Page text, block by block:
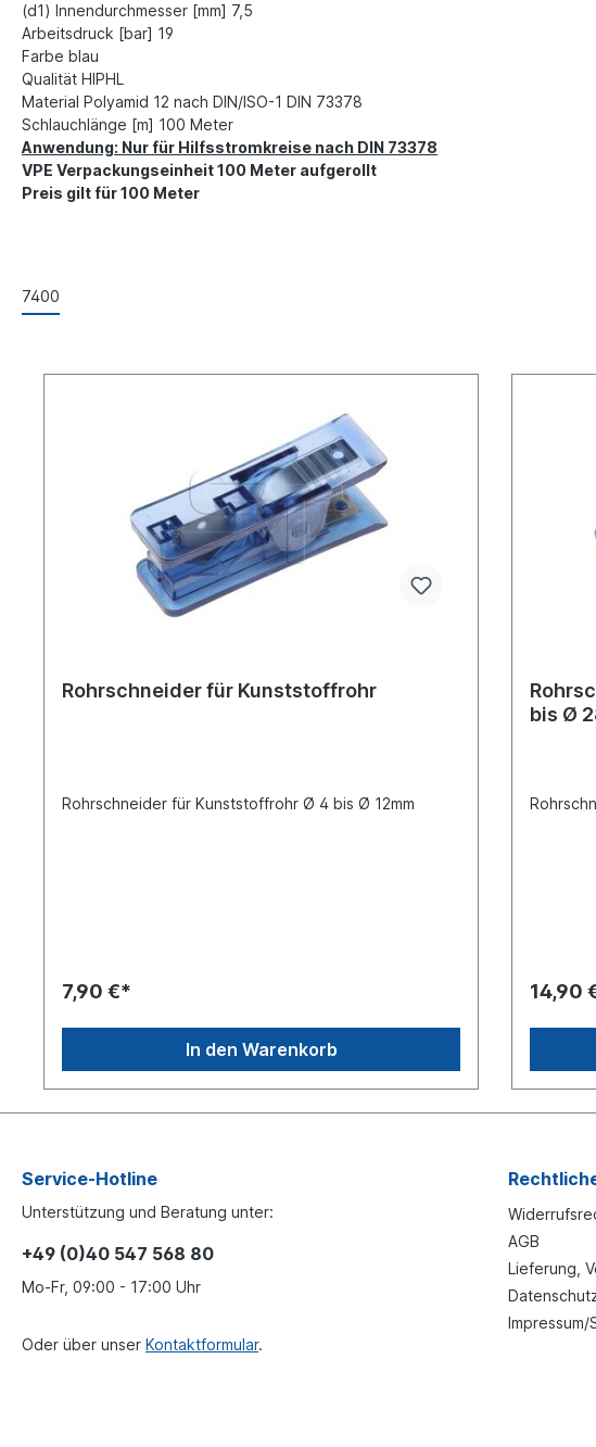
(d1) Innendurchmesser [mm] 7,5
Arbeitsdruck [bar] 19
Farbe blau
Qualität HIPHL
Material Polyamid 12 nach DIN/ISO-1 DIN 73378
Schlauchlänge [m] 100 Meter
Anwendung: Nur für Hilfsstromkreise nach DIN 73378
VPE Verpackungseinheit 100 Meter aufgerollt
Preis gilt für 100 Meter
7400
Rohrschneider für Kunststoffrohr
Rohrschneider für Kunststoffrohr Ø 4 bis Ø 12mm
7,90 €*
In den Warenkorb
bis Ø
14,90
Service-Hotline
Unterstützung und Beratung unter:
+49 (0)40 547 568 80
Mo-Fr, 09:00 - 17:00 Uhr
Oder über unser Kontaktformular.
AGB
Lieferung,